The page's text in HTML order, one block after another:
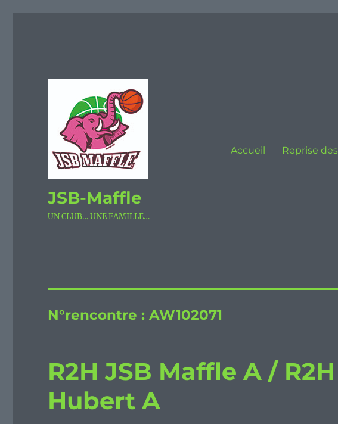
JSB-Maffle
UN CLUB… UNE FAMILLE…
Accueil Reprise
N°rencontre :AW102071
R2H JSB Maffle A /
Hubert A